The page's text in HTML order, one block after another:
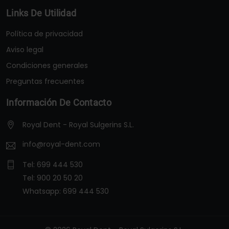
Links De Utilidad
Política de privacidad
Aviso legal
Condiciones generales
Preguntas frecuentes
Información De Contacto
Royal Dent - Royal Sulgerins S.L.
info@royal-dent.com
Tel: 699 444 530
Tel: 900 20 50 20
Whatsapp: 699 444 530